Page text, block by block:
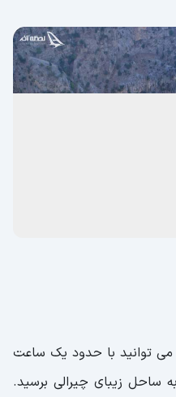
می توانید با حدود یک ساعت
ساحل زیبای چیرالی برسید.